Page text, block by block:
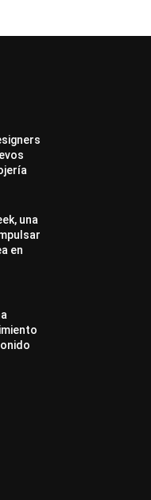
Pérez
Técnico
Sucesos
una
en